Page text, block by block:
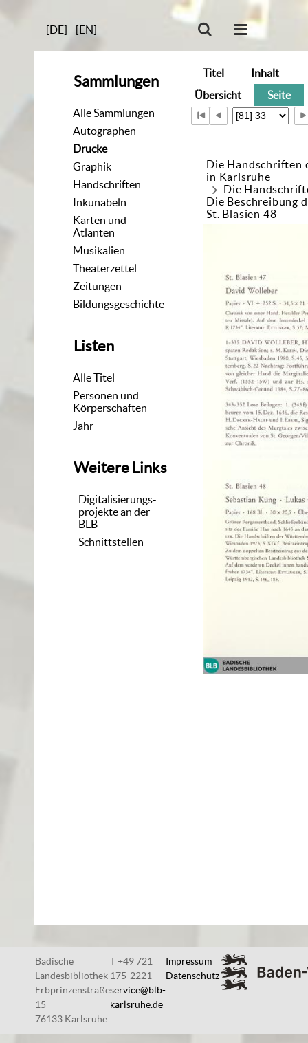
[DE] [EN]
Sammlungen
Alle Sammlungen
Autographen
Drucke
Graphik
Handschriften
Inkunabeln
Karten und
Atlanten
Musikalien
Theaterzettel
Zeitungen
Bildungsgeschichte
Listen
Alle Titel
Personen und
Körperschaften
Jahr
Weitere Links
Digitalisierungs-
projekte an der
BLB
Schnittstellen
Titel
Inhalt
Übersicht
Seite
Die Handschriften
in Karlsruhe
Die
Die Beschreibung
St. Blasien 48
Badische
Landesbibliothek
Erbprinzenstraße
15
76133 Karlsruhe
T +49 721
175-2221
service@blb-
karlsruhe.de
Impressum
Datenschutz